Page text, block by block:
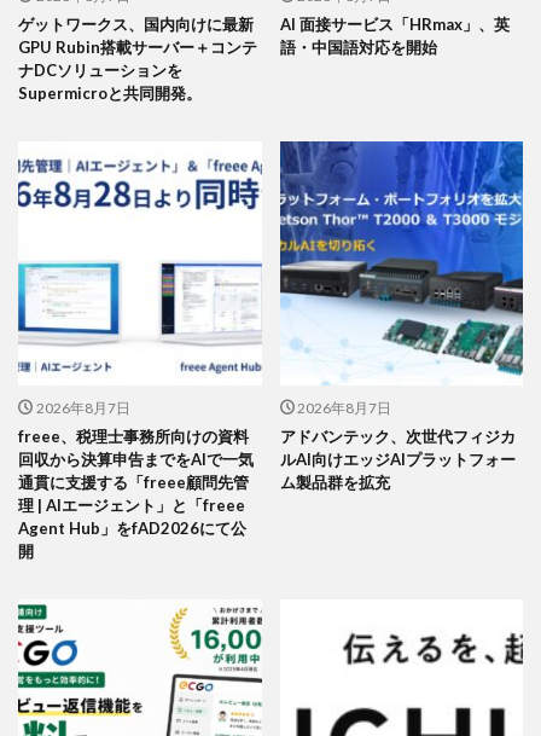
ゲットワークス、国内向けに最新
GPU Rubin搭載サーバー＋コンテ
ナDCソリューションを
Supermicroと共同開発。
AI 面接サービス「HRmax」、英
語・中国語対応を開始
2026年8月7日
freee、税理士事務所向けの資料
回収から決算申告までをAIで一気
通貫に支援する「freee顧問先管
理 | AIエージェント」と「freee
Agent Hub」をfAD2026にて公
開
2026年8月7日
アドバンテック、次世代フィジカ
ルAI向けエッジAIプラットフォー
ム製品群を拡充